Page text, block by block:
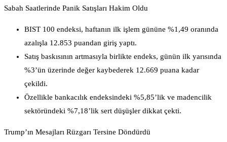
Sabah Saatlerinde Panik Satışları Hakim Oldu
BIST 100 endeksi, haftanın ilk işlem gününe %1,49 oranında
azalışla 12.853 puandan giriş yaptı.
Satış baskısının artmasıyla birlikte endeks, günün ilk yarısında
%3’ün üzerinde değer kaybederek 12.669 puana kadar
çekildi.
Özellikle bankacılık endeksindeki %5,85’lik ve madencilik
sektöründeki %7,18’lik sert düşüşler dikkat çekti.
Trump’ın Mesajları Rüzgarı Tersine Döndürdü